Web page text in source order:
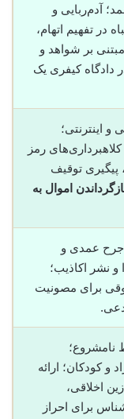
آدم‌ربایی و
در تفهیم اتهام،
بر شواهد و
دادگاه کیفری یک
و اینترنتی؛
رمز
پیگیری توقیف
اموال به
عمدی و
و نشر اکاذیب؛
برای مصونیت
نامشروع؛
و کودکان؛ ارائه
اخلاقی،
برای احراز